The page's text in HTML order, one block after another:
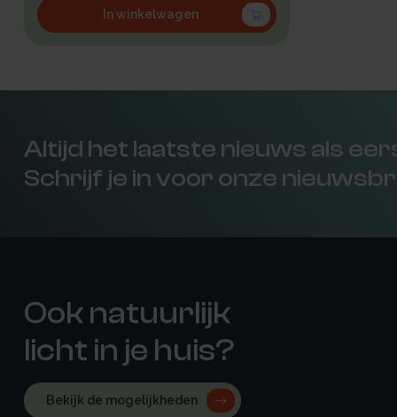
In winkelwagen
Altijd het laatste nieuws als
Schrijf je in voor onze
Ook natuurlijk
licht in je huis?
Bekijk de mogelijkheden